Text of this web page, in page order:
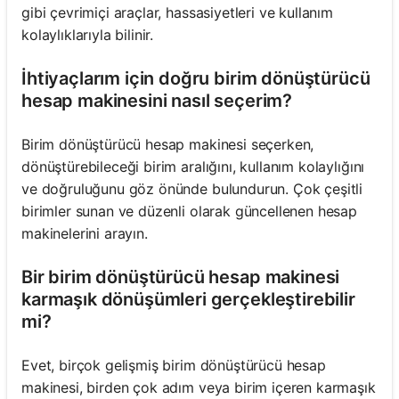
gibi çevrimiçi araçlar, hassasiyetleri ve kullanım
kolaylıklarıyla bilinir.
İhtiyaçlarım için doğru birim dönüştürücü
hesap makinesini nasıl seçerim?
Birim dönüştürücü hesap makinesi seçerken,
dönüştürebileceği birim aralığını, kullanım kolaylığını
ve doğruluğunu göz önünde bulundurun. Çok çeşitli
birimler sunan ve düzenli olarak güncellenen hesap
makinelerini arayın.
Bir birim dönüştürücü hesap makinesi
karmaşık dönüşümleri gerçekleştirebilir
mi?
Evet, birçok gelişmiş birim dönüştürücü hesap
makinesi, birden çok adım veya birim içeren karmaşık